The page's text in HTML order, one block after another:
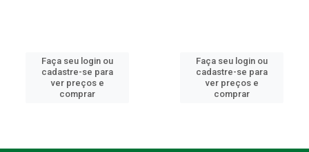
Faça seu login ou
cadastre-se para
ver preços e
comprar
Faça seu login ou
cadastre-se para
ver preços e
comprar